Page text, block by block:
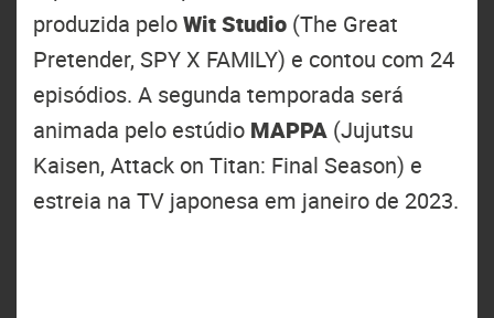
produzida peloWit Studio (The Great
Pretender, SPY X FAMILY) e contou com 24
episódios. A segunda temporada será
animada pelo estúdio MAPPA (Jujutsu
Kaisen, Attack on Titan: Final Season) e
estreia na TV japonesa em janeiro de 2023.